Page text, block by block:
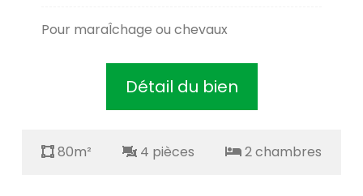
Pour maraÎchage ou chevaux
Détail du bien
80m² 4 pièces 2 chambres